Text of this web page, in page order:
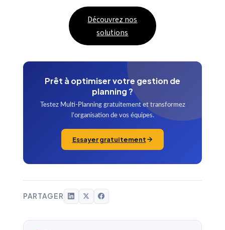
Découvrez nos
solutions
Prêt à optimiser votre gestion de
planning ?
Testez Multi-Planning gratuitement et transformez
l'organisation de vos équipes.
Essayer gratuitement
PARTAGER